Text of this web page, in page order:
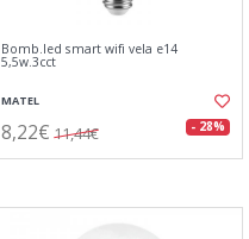
Bomb.led smart wifi vela e14
5,5w.3cct
MATEL
8,22€ 11,44€ - 28%